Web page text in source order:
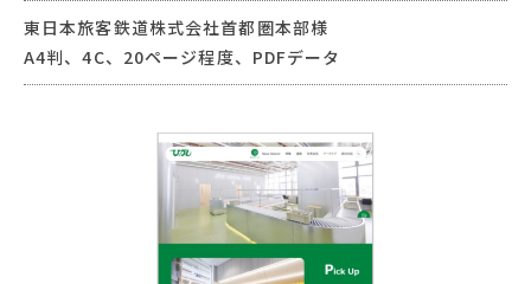
東日本旅客鉄道株式会社首都圏本部様
A4判、4C、20ページ程度、PDFデータ